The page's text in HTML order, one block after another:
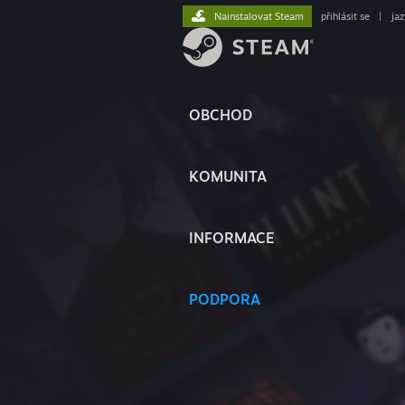
OBCHOD
KOMUNITA
INFORMACE
PODPORA
Nainstalovat Steam přihlásit se